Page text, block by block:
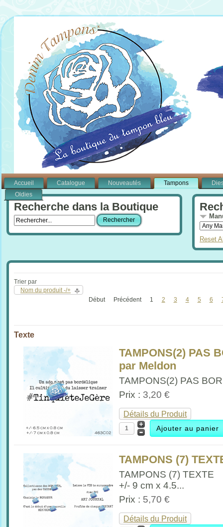
Accueil Catalogue Nouveautés Tampons
Oldies
Recherche dans la Boutique
Reset
Trier par
Nom du produit -/+
Début
Précédent 1 2 3 4 5 6
Texte
TAMPONS(2) PAS
par Meldon
TAMPONS(2) PAS
Prix : 3,20 €
Détails du Produit
TAMPONS (7)
TAMPONS (7) TEXTE
+/- 9 cm x 4.5...
Prix : 5,70 €
Détails du Produit